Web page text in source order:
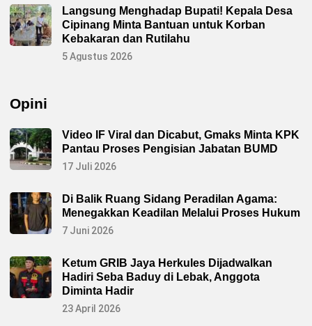
Langsung Menghadap Bupati! Kepala Desa
Cipinang Minta Bantuan untuk Korban
Kebakaran dan Rutilahu
5 Agustus 2026
Opini
Video IF Viral dan Dicabut, Gmaks Minta KPK
Pantau Proses Pengisian Jabatan BUMD
17 Juli 2026
Di Balik Ruang Sidang Peradilan Agama:
Menegakkan Keadilan Melalui Proses Hukum
7 Juni 2026
Ketum GRIB Jaya Herkules Dijadwalkan
Hadiri Seba Baduy di Lebak, Anggota
Diminta Hadir
23 April 2026